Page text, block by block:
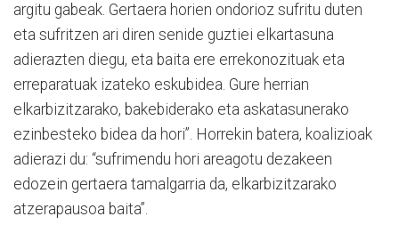
argitu gabeak. Gertaera horien ondorioz sufritu duten
eta sufritzen ari diren senide guztiei elkartasuna
adierazten diegu, eta baita ere errekonozituak eta
erreparatuak izateko eskubidea. Gure herrian
elkarbizitzarako, bakebiderako eta askatasunerako
ezinbesteko bidea da hori”. Horrekin batera, koalizioak
adierazi du: “sufrimendu hori areagotu dezakeen
edozein gertaera tamalgarria da, elkarbizitzarako
atzerapausoa baita”.